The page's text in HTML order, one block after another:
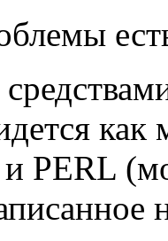
и PERL